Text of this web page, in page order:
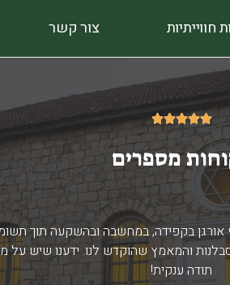
חווייתיות צור קשר





5/5
מספרים
אורגן בקפידה, במחשבה ובהשקעה תוך
והמאמץ שהוקדש לנו. ידענו שיש על
תודה ענקית!